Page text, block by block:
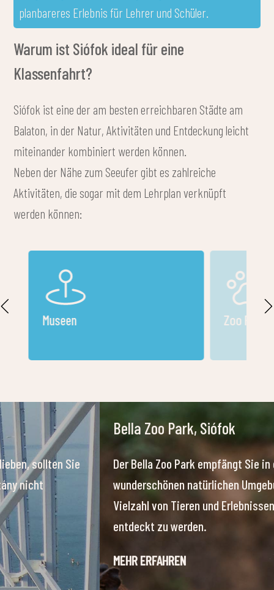
planbareres Erlebnis für Lehrer und Schüler.
Warum ist Siófok ideal für eine
Klassenfahrt?
Siófok ist eine der am besten erreichbaren Städte am
Balaton, in der Natur, Aktivitäten und Entdeckung leicht
miteinander kombiniert werden können.
Neben der Nähe zum Seeufer gibt es zahlreiche
Aktivitäten, die sogar mit dem Lehrplan verknüpft
werden können:
Museen Zoo Park
den
Wasserturm Siófok
Der über 40 Meter hohe Wasserturm von
ebenfalls großartige Ausblicke, unter
Gegend von Tihany am Nordufer, und bei
Wetter reicht die Sicht weit in die Ferne. Ein
besonderes Highlight der dritten Etage des
dass die Aussicht buchstäblich